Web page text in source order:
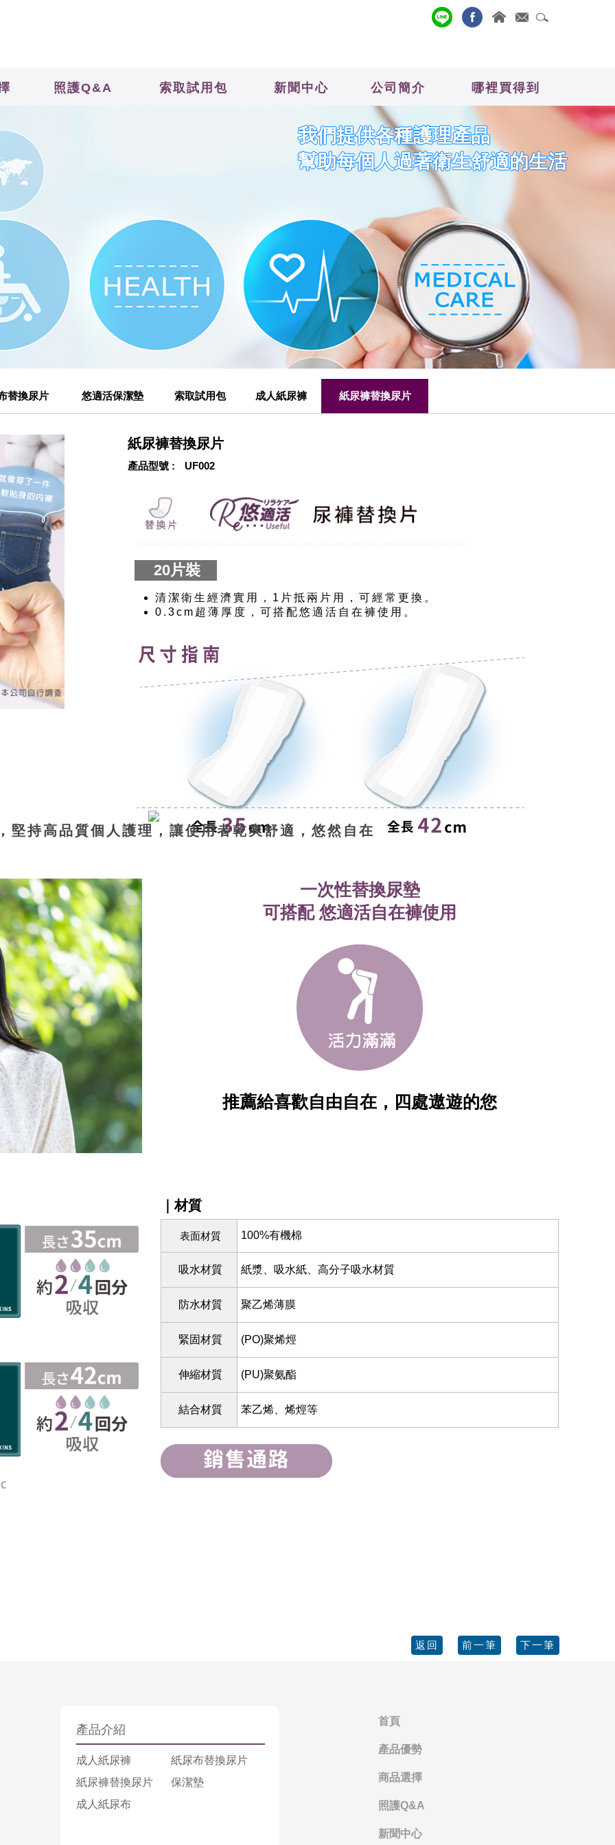
照護Q&A 索取試用包 新聞中心 公司簡介 哪裡買得到
我們提供各種護理產品
幫助每個人過著衛生舒適的生活
替換尿片 悠適活保潔墊 索取試用包 成人紙尿褲 紙尿褲替換尿片
紙尿褲替換尿片
產品型號 UF002
20片裝
清潔衛生經濟實用，1片抵兩片用，可經常更換。
0.3cm超薄厚度，可搭配悠適活自在褲使用。
堅持高品質個人護理，讓使用者乾爽舒適，悠然自在
一次性替換尿墊
可搭配 悠適活自在褲使用
推薦給喜歡自由自在，四處遨遊的您
｜材質
表面材質 100%有機棉
吸水材質 紙漿、吸水紙、高分子吸水材質
防水材質 聚乙烯薄膜
緊固材質 (PO)聚烯烴
伸縮材質 (PU)聚氨酯
結合材質 苯乙烯、烯烴等
產品介紹
成人紙尿褲
紙尿褲替換尿片
成人紙尿布
紙尿布替換尿片
保潔墊
首頁
產品優勢
商品選擇
照護Q&A
新聞中心